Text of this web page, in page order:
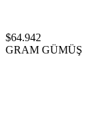
$64.942
GRAM GÜMÜŞ